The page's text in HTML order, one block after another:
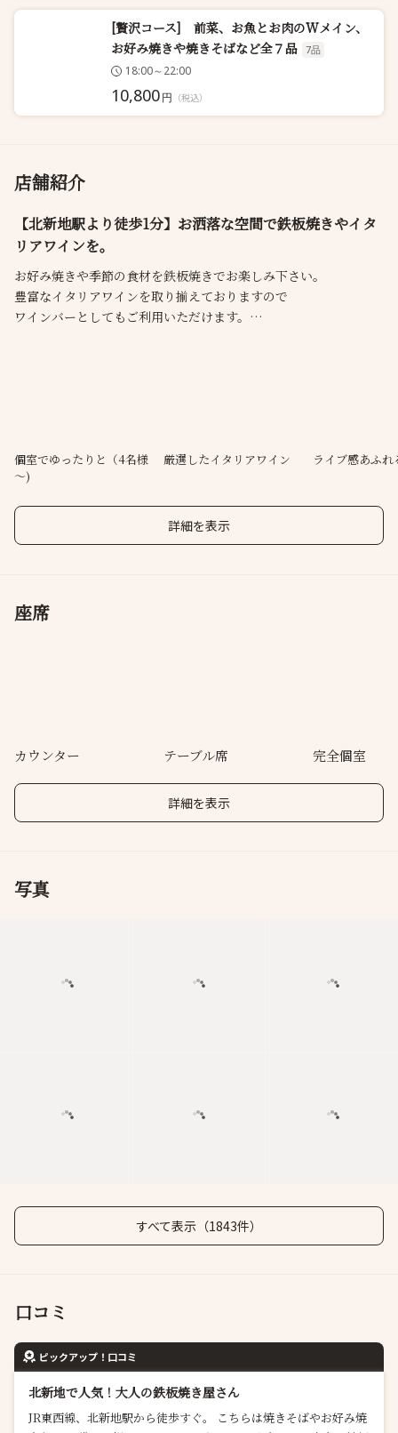
[贅沢コース] 前菜、お魚とお肉のWメイン、
お好み焼きや焼きそばなど全７品 7品
18:00～22:00
10,800円 （税込）
店舗紹介
【北新地駅より徒歩1分】お洒落な空間で鉄板焼きやイタ
リアワインを。
お好み焼きや季節の食材を鉄板焼きでお楽しみ下さい。
豊富なイタリアワインを取り揃えておりますので
ワインバーとしてもご利用いただけます。
個室でゆったりと（4名様
～)
厳選したイタリアワイン ライブ感あふれ
詳細を表示
座席
カウンター テーブル席 完全個室
詳細を表示
写真
すべて表示（1843件）
口コミ
ピックアップ！口コミ
北新地で人気！大人の鉄板焼き屋さん
JR東西線、北新地駅から徒歩すぐ。 こちらは焼きそばやお好み焼